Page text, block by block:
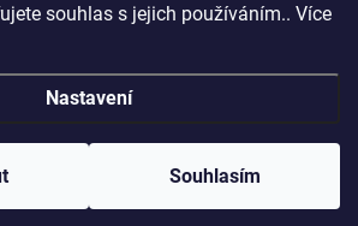
souhlas s jejich používáním.. Více
Nastavení
Souhlasím
Vytvořil Shoptet
. Všechna práva vyhrazena.